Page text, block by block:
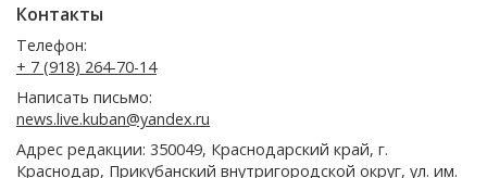
Контакты
Телефон:
+ 7 (918) 264-70-14
Написать письмо:
news.live.kuban@yandex.ru
Адрес редакции: 350049, Краснодарский край, г.
Краснодар, Прикубанский внутригородской округ, ул. им.